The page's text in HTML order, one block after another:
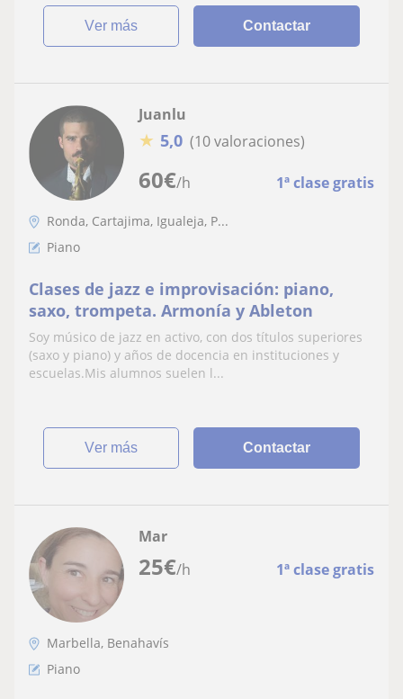
ver más Contactar
60€/h 1ª clase gratis
Juanlu
★ 5,0 (10 valoraciones)
Ronda, Cartajima, Igualeja, P...
Piano
Clases de jazz e improvisación: piano,
saxo, trompeta. Armonía y Ableton
Soy músico de jazz en activo, con dos títulos superiores
(saxo y piano) y años de docencia en instituciones y
escuelas.Mis alumnos suelen l...
ver más Contactar
25€/h 1ª clase gratis
Mar
Marbella, Benahavís
Piano